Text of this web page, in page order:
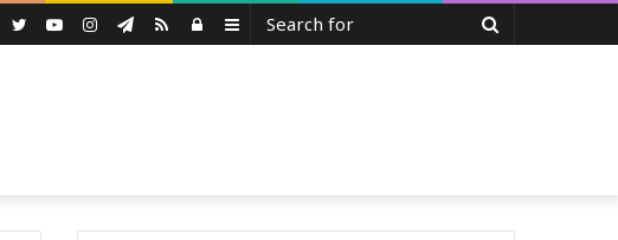
Sidebar
Log
RSS
Telegram
Instagram
YouTube
Twitter